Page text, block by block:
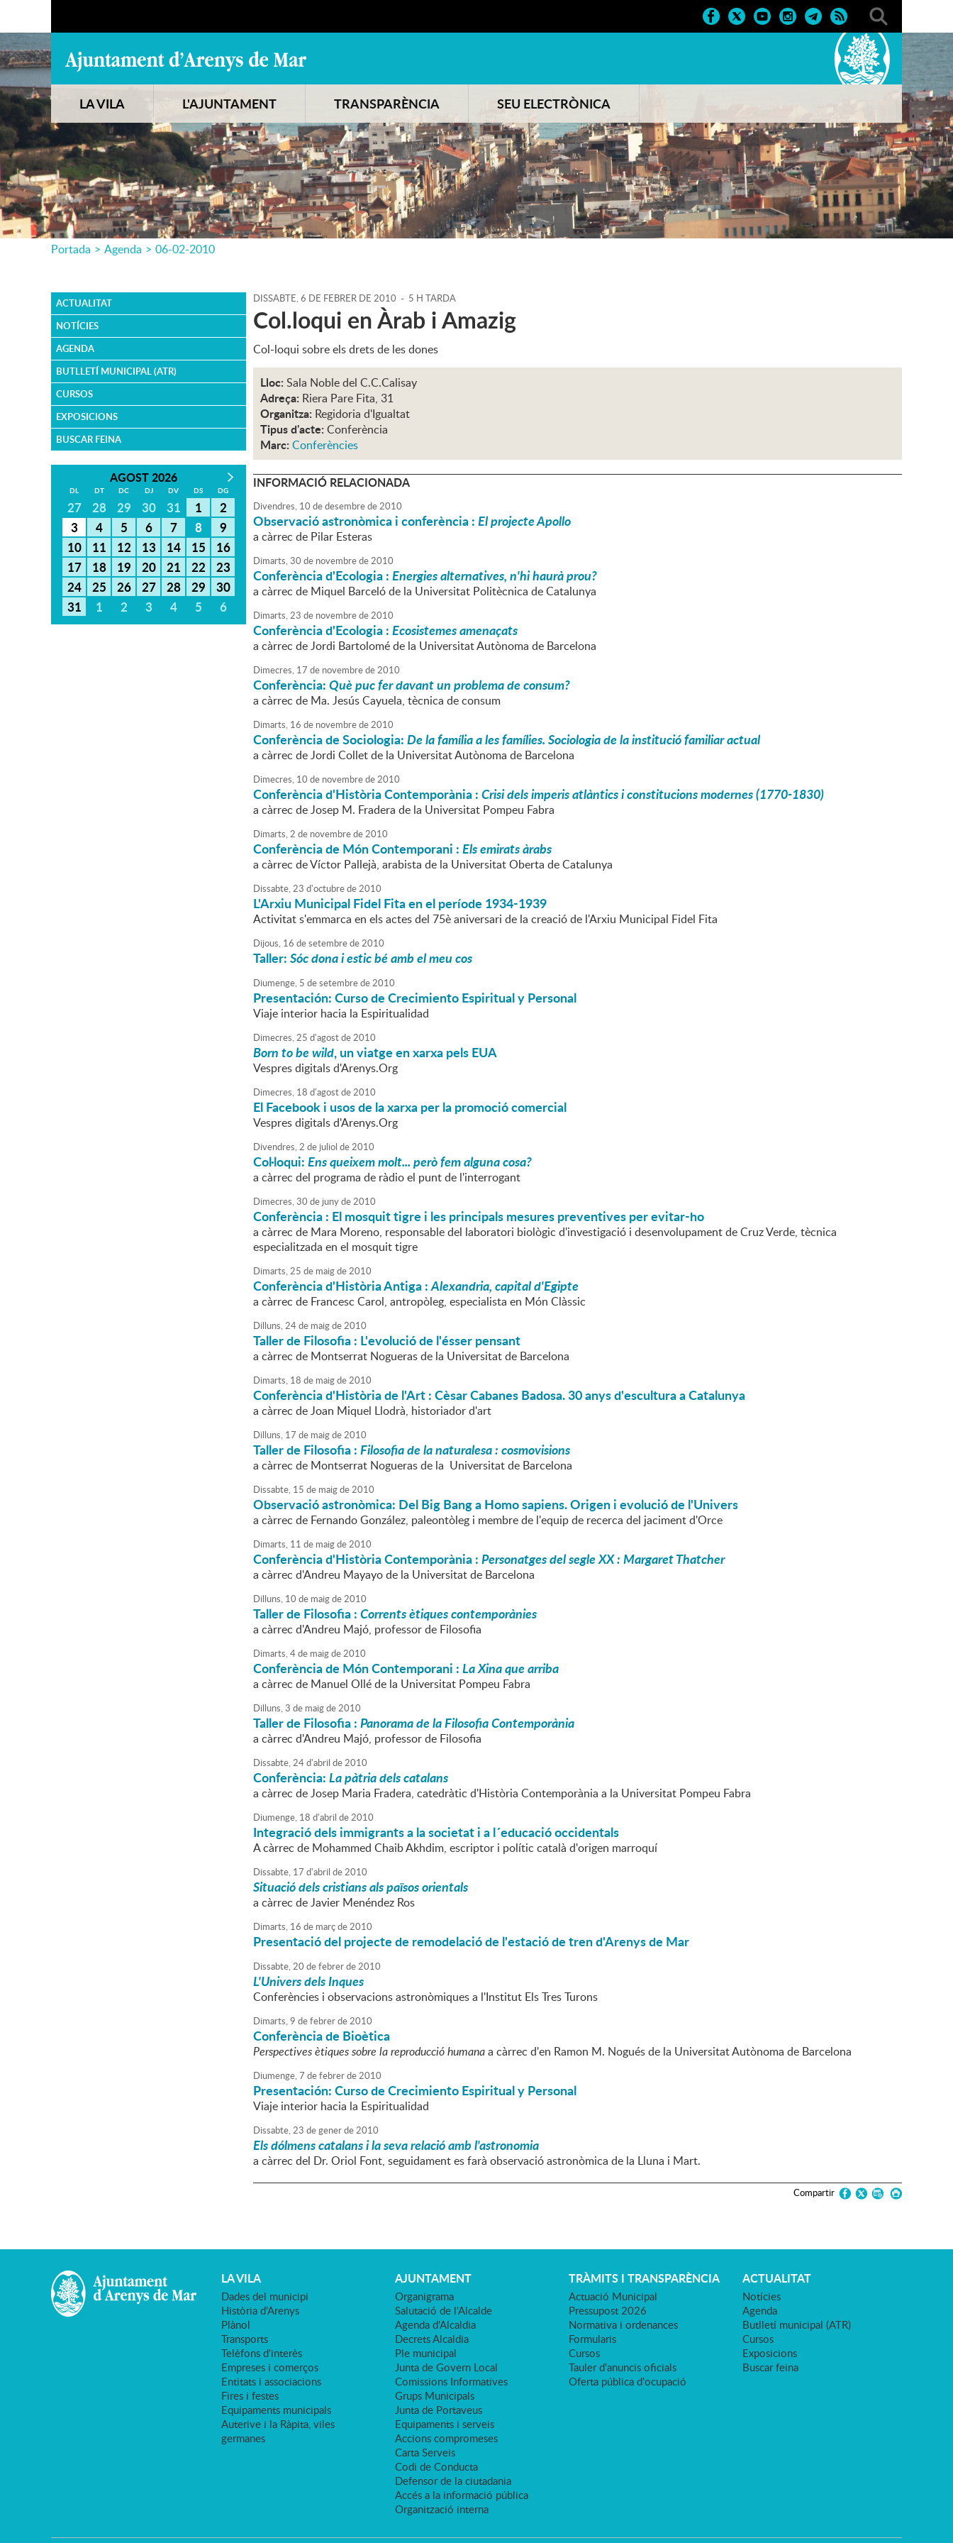
LA VILA L'AJUNTAMENT TRANSPARÈNCIA SEU ELECTRÒNICA
Portada > Agenda > 06-02-2010
ACTUALITAT
NOTÍCIES
AGENDA
BUTLLETÍ MUNICIPAL (ATR)
CURSOS
EXPOSICIONS
BUSCAR FEINA
AGOST 2026
DL DT DC DJ DV DS DG
27 28 29 30 31 1
2
3
4 5 6 7 8
9
10
11 12 13 14 15
16
17
18 19 20 21 22
23
24
25 26 27 28 29
30
31
1 2 3 4 5 6
DISSABTE,6 DE FEBRER DE 2010 - 5 H TARDA
Col.loqui en Àrab i Amazig
Col-loqui sobre els drets de les dones
Lloc: Sala Noble del C.C.Calisay
Adreça: Riera Pare Fita, 31
Organitza: Regidoria d'Igualtat
Tipus d'acte: Conferència
Marc: Conferències
INFORMACIÓ RELACIONADA
Divendres, 10 dedesembrede2010
Observació astronòmica i conferència :El projecte Apollo
a càrrec de Pilar Esteras
Dimarts,30 de novembrede2010
Conferència d'Ecologia :Energies alternatives, n'hi haurà prou?
a càrrec de Miquel Barceló de la Universitat Politècnica de Catalunya
Dimarts,23 de novembrede2010
Conferència d'Ecologia :Ecosistemes amenaçats
a càrrec de Jordi Bartolomé de la Universitat Autònoma de Barcelona
Dimecres, 17 de novembrede2010
Conferència:Què puc fer davant un problema de consum?
a càrrec de Ma. Jesús Cayuela, tècnica de consum
Dimarts, 16 de novembrede2010
Conferència de Sociologia:De la família a les famílies. Sociologia de la institució familiar actual
a càrrec de Jordi Collet de la Universitat Autònoma de Barcelona
Dimecres, 10 de novembrede2010
Conferència d'Història Contemporània :Crisi dels imperis atlàntics i constitucions modernes (1770-1830)
a càrrec de Josep M. Fradera de la Universitat Pompeu Fabra
Dimarts,2 de novembrede2010
Conferència de Món Contemporani :Els emirats àrabs
a càrrec de Víctor Pallejà, arabista de la Universitat Oberta de Catalunya
Dissabte,23 d'octubrede2010
L'Arxiu Municipal Fidel Fita en el període 1934-1939
Activitat s'emmarca en els actes del 75è aniversari de la creació de l'Arxiu Municipal Fidel Fita
Dijous, 16 desetembrede2010
Taller:Sóc dona i estic bé amb el meu cos
Diumenge, 5 desetembrede2010
Presentación: Curso de Crecimiento Espiritual y Personal
Viaje interior hacia la Espiritualidad
Dimecres,25 d'agostde2010
Born to be wild, un viatge en xarxa pels EUA
Vespres digitals d'Arenys.Org
Dimecres, 18 d'agostde2010
El Facebook i usos de la xarxa per la promoció comercial
Vespres digitals d'Arenys.Org
Divendres,2 de juliol de2010
Col·loqui:Ens queixem molt... però fem alguna cosa?
a càrrec del programa de ràdio el punt de l'interrogant
Dimecres,30 de junyde2010
Conferència : El mosquit tigre i les principals mesures preventives per evitar-ho
a càrrec de Mara Moreno, responsable del laboratori biològic d'investigació i desenvolupament de Cruz Verde, tècnica
especialitzada en el mosquit tigre
Dimarts,25 de maigde2010
Conferència d'Història Antiga :Alexandria, capital d'Egipte
a càrrec de Francesc Carol, antropòleg, especialista en Món Clàssic
Dilluns,24de maigde2010
Taller de Filosofia : L'evolució de l'ésser pensant
a càrrec de Montserrat Nogueras de la Universitat de Barcelona
Dimarts, 18 de maigde2010
Conferència d'Història de l'Art : Cèsar Cabanes Badosa. 30 anys d'escultura a Catalunya
a càrrec de Joan Miquel Llodrà, historiador d'art
Dilluns, 17 de maigde2010
Taller de Filosofia :Filosofia de la naturalesa : cosmovisions
a càrrec de Montserrat Nogueras de la Universitat de Barcelona
Dissabte, 15 de maigde2010
Observació astronòmica: Del Big Bang a Homo sapiens. Origen i evolució de l'Univers
a càrrec de Fernando González, paleontòleg i membre de l'equip de recerca del jaciment d'Orce
Dimarts, 11 de maigde2010
Conferència d'Història Contemporània :Personatges del segle XX : Margaret Thatcher
a càrrec d'Andreu Mayayo de la Universitat de Barcelona
Dilluns, 10 de maigde2010
Taller de Filosofia :Corrents ètiques contemporànies
a càrrec d'Andreu Majó, professor de Filosofia
Dimarts,4de maigde2010
Conferència de Món Contemporani :La Xina que arriba
a càrrec de Manuel Ollé de la Universitat Pompeu Fabra
Dilluns,3 de maigde2010
Taller de Filosofia :Panorama de la Filosofia Contemporània
a càrrec d'Andreu Majó, professor de Filosofia
Dissabte,24d'abril de2010
Conferència:La pàtria dels catalans
a càrrec de Josep Maria Fradera, catedràtic d'Història Contemporània a la Universitat Pompeu Fabra
Diumenge, 18 d'abril de2010
Integració dels immigrants a la societat i a l´educació occidentals
A càrrec de Mohammed Chaib Akhdim, escriptor i polític català d'origen marroquí
Dissabte, 17 d'abril de2010
Situació dels cristians als països orientals
a càrrec de Javier Menéndez Ros
Dimarts, 16 de marçde2010
Presentació del projecte de remodelació de l'estació de tren d'Arenys de Mar
Dissabte,20 defebrerde2010
L'Univers dels Inques
Conferències i observacions astronòmiques a l'Institut Els Tres Turons
Dimarts,9 defebrerde2010
Conferència de Bioètica
Perspectives ètiques sobre la reproducció humanaa càrrec d'en Ramon M. Nogués de la Universitat Autònoma de Barcelona
Diumenge,7 defebrerde2010
Presentación: Curso de Crecimiento Espiritual y Personal
Viaje interior hacia la Espiritualidad
Dissabte,23 degenerde2010
Els dólmens catalans i la seva relació amb l'astronomia
a càrrec del Dr. Oriol Font, seguidament es farà observació astronòmica de la Lluna i Mart.
Compartir
LA VILA
Dades del municipi
Història d'Arenys
Plànol
Transports
Telèfons d'interès
Empreses i comerços
Entitats i associacions
Fires i festes
Equipaments municipals
Auterive i la Ràpita, viles
germanes
AJUNTAMENT
Organigrama
Salutació de l'Alcalde
Agenda d'Alcaldia
Decrets Alcaldia
Ple municipal
Junta de Govern Local
Comissions Informatives
Grups Municipals
Junta de Portaveus
Equipaments i serveis
Accions compromeses
Carta Serveis
Codi de Conducta
Defensor de la ciutadania
Accés a la informació pública
Organització interna
TRÀMITS I TRANSPARÈNCIA
Actuació Municipal
Pressupost 2026
Normativa i ordenances
Formularis
Cursos
Tauler d'anuncis oficials
Oferta pública d'ocupació
ACTUALITAT
Notícies
Agenda
Butlletí municipal (ATR)
Cursos
Exposicions
Buscar feina